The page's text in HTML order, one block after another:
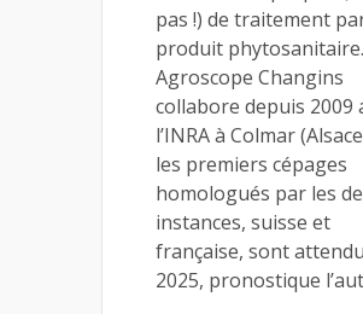
pas !) de traitement
produit phytosanitaire.
Agroscope Changins
collabore depuis 2009
l’INRA à Colmar
les premiers cépages
homologués par les
instances, suisse et
française, sont
2025, pronostique